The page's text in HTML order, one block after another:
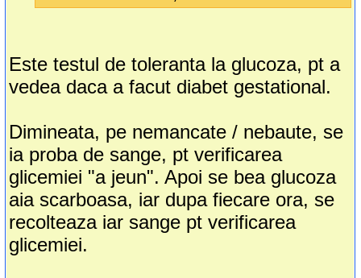
Este testul de toleranta la glucoza, pt a
vedea daca a facut diabet gestational.
Dimineata, pe nemancate / nebaute, se
ia proba de sange, pt verificarea
glicemiei "a jeun". Apoi se bea glucoza
aia scarboasa, iar dupa fiecare ora, se
recolteaza iar sange pt verificarea
glicemiei.